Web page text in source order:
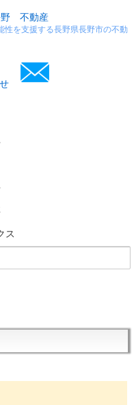
性を支援する長野県長野市の不動
ス